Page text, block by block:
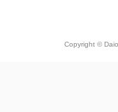
Copyright ©